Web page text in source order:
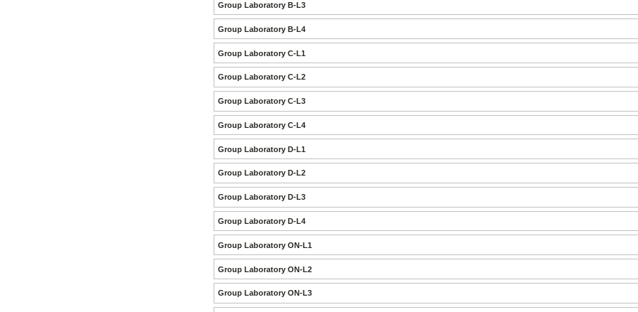
Group Laboratory B-L3
Group Laboratory B-L4
Group Laboratory C-L1
Group Laboratory C-L2
Group Laboratory C-L3
Group Laboratory C-L4
Group Laboratory D-L1
Group Laboratory D-L2
Group Laboratory D-L3
Group Laboratory D-L4
Group Laboratory ON-L1
Group Laboratory ON-L2
Group Laboratory ON-L3